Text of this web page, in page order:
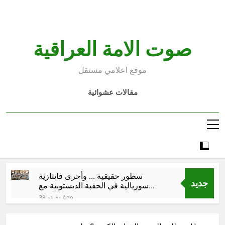
صوت الامة العراقية
موقع اعلامي مستقل
مقالات عشوائية
جديد
سطور حقيقية … وأخرى فانتازية
سوريالية في الحقبة الديستوبية مع
38 دقيقة Ago